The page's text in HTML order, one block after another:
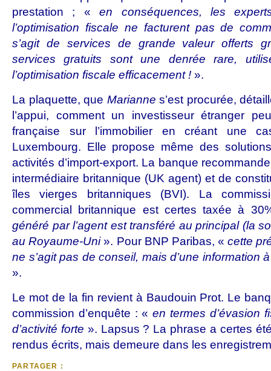
prestation ; «en conséquences, les
l’optimisation fiscale ne facturent pas de
s’agit de services de grande valeur offerts
services gratuits sont une denrée rare,
l’optimisation fiscale efficacement ! ».
La plaquette, que Marianne s’est procurée,
l’appui, comment un investisseur étranger
française sur l’immobilier en créant une
Luxembourg. Elle propose même des
activités d’import-export. La banque
intermédiaire britannique (UK agent) et de
îles vierges britanniques (BVI). La
commercial britannique est certes taxée à
généré par l’agent est transféré au principal (la
au Royaume-Uni». Pour BNP Paribas, « cette
ne s’agit pas de conseil, mais d’une information
».
Le mot de la fin revient à Baudouin Prot. Le
commission d’enquête : «en termes d’évasion
d’activité forte ». Lapsus ? La phrase a certes
rendus écrits, mais demeure dans les
PARTAGER :